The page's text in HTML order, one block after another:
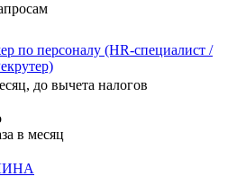
по персоналу (HR-специалист /
до вычета налогов
в месяц